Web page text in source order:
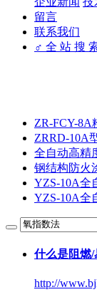
留言
联系我们
♂ 全 站 搜
ZR-FCY-8A
ZRRD-10A
全自动高精
钢结构防火
YZS-10A全
YZS-10A全
什么是阻燃
http://